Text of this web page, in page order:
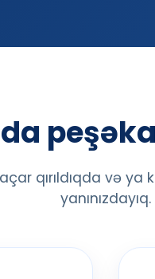
qırıldıqda və
yanınızdayıq.